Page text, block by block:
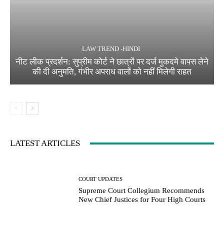
LAW TREND -HINDI
नीट लीक प्रदर्शन: सुप्रीम कोर्ट ने छात्रों पर दर्ज मुकदमे वापस लेने
की दी अनुमति, गंभीर अपराध वालों को नहीं मिलेगी राहत
LATEST ARTICLES
COURT UPDATES
Supreme Court Collegium Recommends
New Chief Justices for Four High Courts